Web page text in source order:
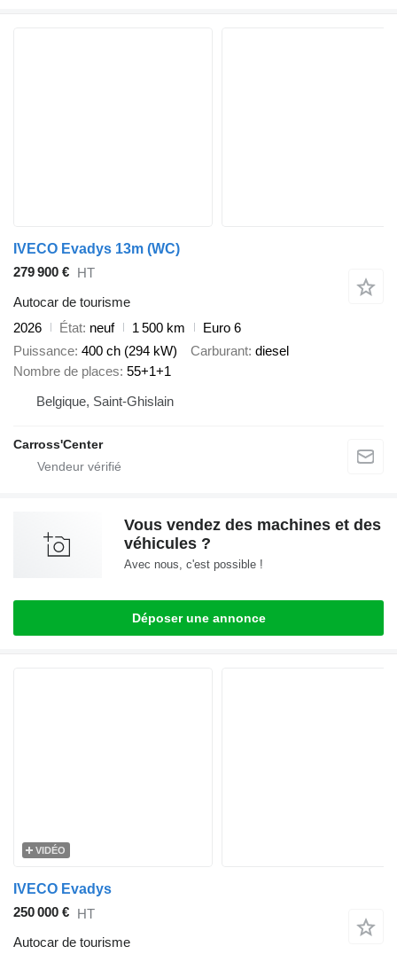
IVECO Evadys 13m (WC)
279 900 € HT
Autocar de tourisme
2026
État neuf 1 500 km
Euro 6
Puissance 400 ch (294 kW) Carburant diesel
Nombre de places 55+1+1
Belgique, Saint-Ghislain
Carross'Center
Vous vendez des machines et des
véhicules ?
Avec nous, c'est possible !
Déposer une annonce
VIDÉO
IVECO Evadys
250 000 € HT
Autocar de tourisme